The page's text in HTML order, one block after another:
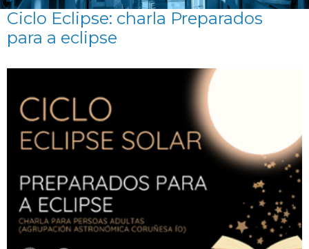
Ciclo Eclipse: charla Preparados
para a eclipse